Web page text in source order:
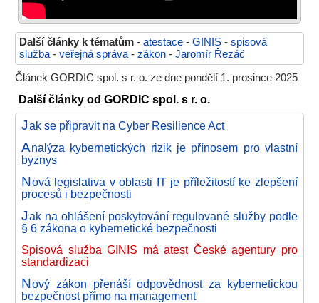
Další články k tématům - atestace - GINIS - spisová
služba - veřejná správa - zákon - Jaromír Řezáč
Článek GORDIC spol. s r. o. ze dne pondělí 1. prosince 2025
Další články od GORDIC spol. s r. o.
Jak se připravit na Cyber Resilience Act
Analýza kybernetických rizik je přínosem pro vlastní
byznys
Nová legislativa v oblasti IT je příležitostí ke zlepšení
procesů i bezpečnosti
Jak na ohlášení poskytování regulované služby podle
§ 6 zákona o kybernetické bezpečnosti
Spisová služba GINIS má atest České agentury pro
standardizaci
Nový zákon přenáší odpovědnost za kybernetickou
bezpečnost přímo na management